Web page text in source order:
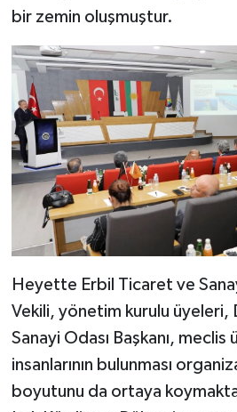
bir zemin oluşmuştur.
Heyette Erbil Ticaret ve
Vekili, yönetim kurulu üyeleri,
Sanayi Odası Başkanı, meclis
insanlarının bulunması
boyutunu da ortaya